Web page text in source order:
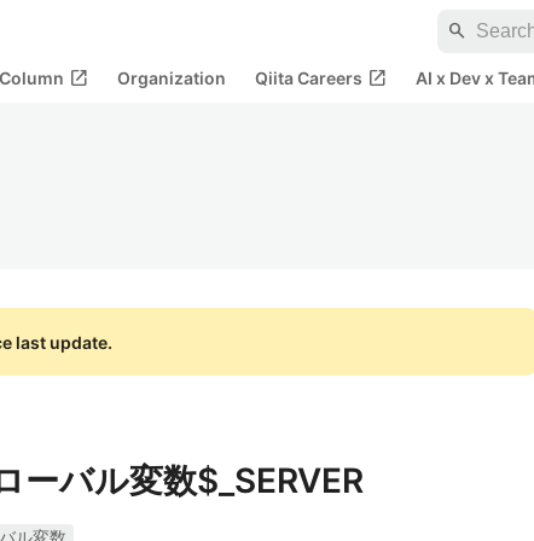
search
open_in_new Organization Qiita Careers open_in_new AI x Dev x
last update.
ーバル変数$_SERVER
ル変数